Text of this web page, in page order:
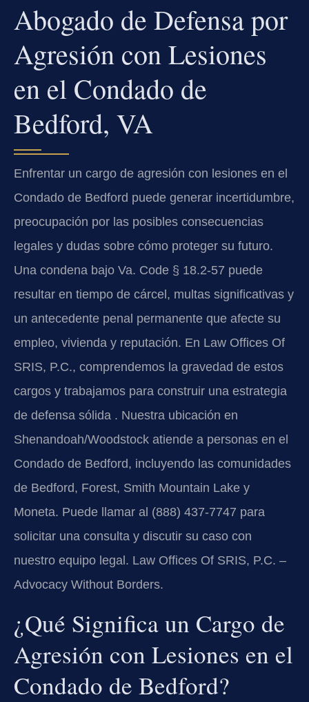
Abogado de Defensa por
Agresión con Lesiones
en el Condado de
Bedford, VA
Enfrentar un cargo de agresión con lesiones en el
Condado de Bedford puede generar incertidumbre,
preocupación por las posibles consecuencias
legales y dudas sobre cómo proteger su futuro.
Una condena bajo Va. Code § 18.2-57 puede
resultar en tiempo de cárcel, multas significativas y
un antecedente penal permanente que afecte su
empleo, vivienda y reputación. En Law Offices Of
SRIS, P.C., comprendemos la gravedad de estos
cargos y trabajamos para construir una estrategia
de defensa sólida . Nuestra ubicación en
Shenandoah/Woodstock atiende a personas en el
Condado de Bedford, incluyendo las comunidades
de Bedford, Forest, Smith Mountain Lake y
Moneta. Puede llamar al (888) 437-7747 para
solicitar una consulta y discutir su caso con
nuestro equipo legal. Law Offices Of SRIS, P.C. –
Advocacy Without Borders.
¿Qué Significa un Cargo de
Agresión con Lesiones en el
Condado de Bedford?